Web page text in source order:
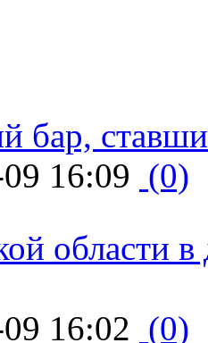
бар,
16:09 (0)
области в
16:02 (0)